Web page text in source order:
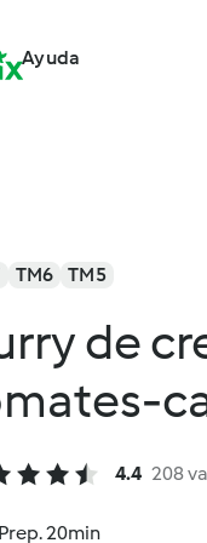
Ayuda
TM6 TM5
de
4.4 208
Prep. 20min